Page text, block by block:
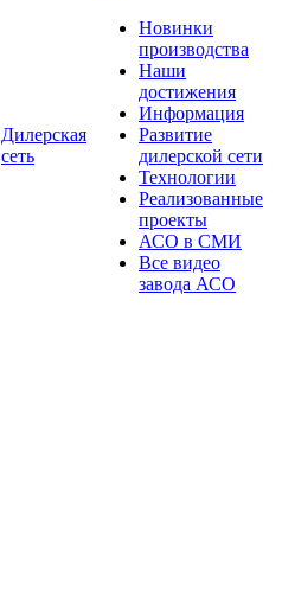
Дилерская
сеть
Новинки
производства
Наши
достижения
Информация
Развитие
дилерской сети
Технологии
Реализованные
проекты
АСО в СМИ
Все видео
завода АСО